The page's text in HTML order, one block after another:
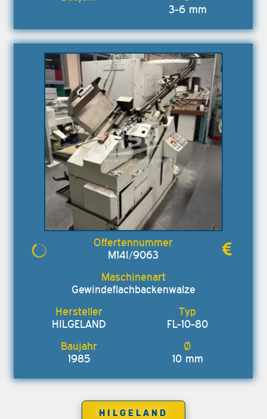
3-6 mm
M14I/9063
Gewindeflachbackenwalze
HILGELAND FL-10-80
1985 10 mm
HILGELAND